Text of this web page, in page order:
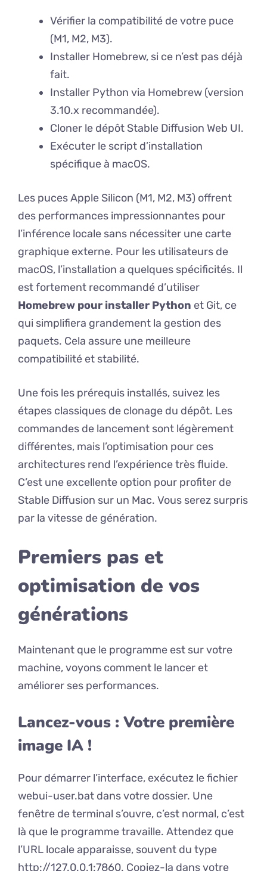
Vérifier la compatibilité de votre puce
(M1, M2, M3).
Installer Homebrew, si ce n’est pas déjà
fait.
Installer Python via Homebrew (version
3.10.x recommandée).
Cloner le dépôt Stable Diffusion Web UI.
Exécuter le script d’installation
spécifique à macOS.
Les puces Apple Silicon (M1, M2, M3) offrent
des performances impressionnantes pour
l’inférence locale sans nécessiter une carte
graphique externe. Pour les utilisateurs de
macOS, l’installation a quelques spécificités. Il
est fortement recommandé d’utiliser
Homebrew pour installer Python et Git, ce
qui simplifiera grandement la gestion des
paquets. Cela assure une meilleure
compatibilité et stabilité.
Une fois les prérequis installés, suivez les
étapes classiques de clonage du dépôt. Les
commandes de lancement sont légèrement
différentes, mais l’optimisation pour ces
architectures rend l’expérience très fluide.
C’est une excellente option pour profiter de
Stable Diffusion sur un Mac. Vous serez surpris
par la vitesse de génération.
Premiers pas et
optimisation de vos
générations
Maintenant que le programme est sur votre
machine, voyons comment le lancer et
améliorer ses performances.
Lancez-vous : Votre première
image IA !
Pour démarrer l’interface, exécutez le fichier
webui-user.bat dans votre dossier. Une
fenêtre de terminal s’ouvre, c’est normal, c’est
là que le programme travaille. Attendez que
l’URL locale apparaisse, souvent du type
http://127.0.0.1:7860. Copiez-la dans votre